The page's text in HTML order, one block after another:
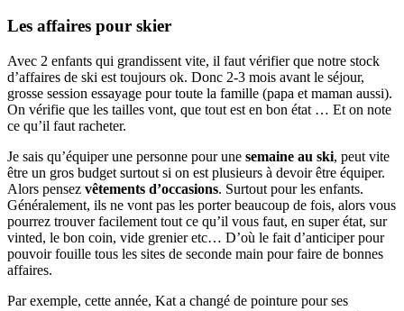
Les affaires pour skier
Avec 2 enfants qui grandissent vite, il faut vérifier que notre stock
d’affaires de ski est toujours ok. Donc 2-3 mois avant le séjour,
grosse session essayage pour toute la famille (papa et maman aussi).
On vérifie que les tailles vont, que tout est en bon état … Et on note
ce qu’il faut racheter.
Je sais qu’équiper une personne pour une semaine au ski, peut vite
être un gros budget surtout si on est plusieurs à devoir être équiper.
Alors pensez vêtements d’occasions. Surtout pour les enfants.
Généralement, ils ne vont pas les porter beaucoup de fois, alors vous
pourrez trouver facilement tout ce qu’il vous faut, en super état, sur
vinted, le bon coin, vide grenier etc… D’où le fait d’anticiper pour
pouvoir fouille tous les sites de seconde main pour faire de bonnes
affaires.
Par exemple, cette année, Kat a changé de pointure pour ses